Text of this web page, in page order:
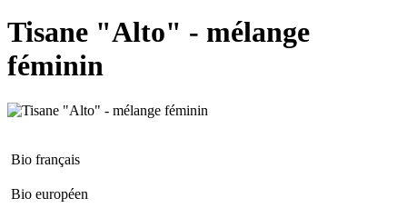
Tisane "Alto" - mélange
féminin
Bio français
Bio européen